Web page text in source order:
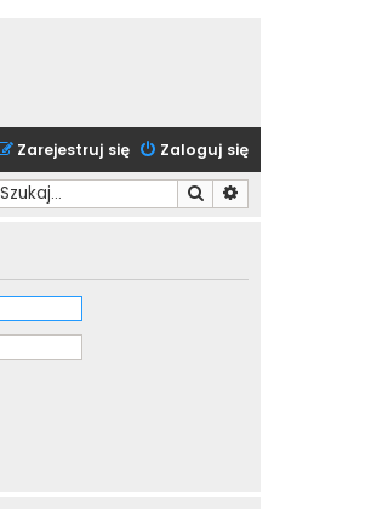
Zaloguj się
Zarejestruj się
Szukaj